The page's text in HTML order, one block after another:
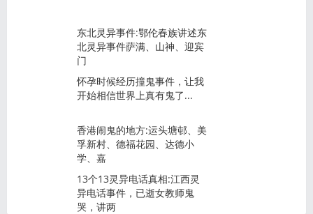
东北灵异事件:鄂伦春族讲述东
北灵异事件萨满、山神、迎宾
门
怀孕时候经历撞鬼事件，让我
开始相信世界上真有鬼了...
香港闹鬼的地方:运头塘邨、美
孚新村、德福花园、达德小
学、嘉
13个13灵异电话真相:江西灵
异电话事件，已逝女教师鬼
哭，讲两